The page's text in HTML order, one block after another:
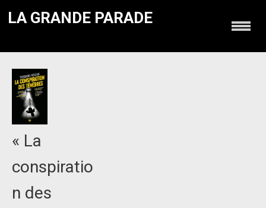
LA GRANDE PARADE
« La
conspiratio
n des